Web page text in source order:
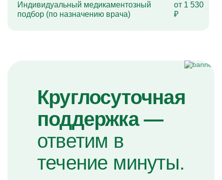
Индивидуальный медикаментозный
подбор (по назначению врача)
от 1 530
₽
Круглосуточная
поддержка —
ответим в
течение минуты.